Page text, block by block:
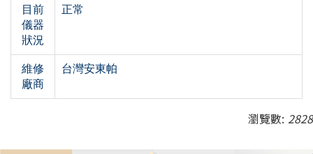
目前
儀器
狀況
正常
維修
廠商
台灣安東帕
瀏覽數: 2828